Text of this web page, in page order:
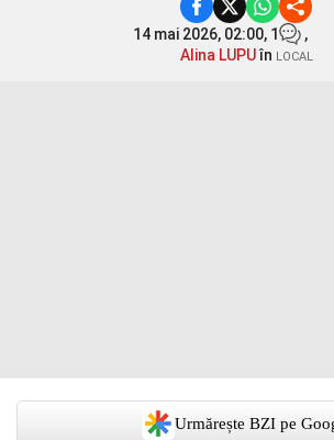
14 mai 2026, 02:00, 1
,
Alina LUPUîn LOCAL
Urmărește BZI pe